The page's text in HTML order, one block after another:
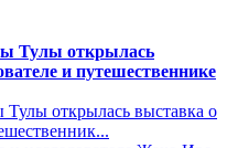
Тулы открылась
и путешественнике
открылась выставка о